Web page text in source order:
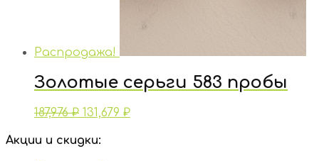
Распродажа!
Золотые серьги 583 пробы
187,976₽ 131,679 ₽
Акции и скидки: